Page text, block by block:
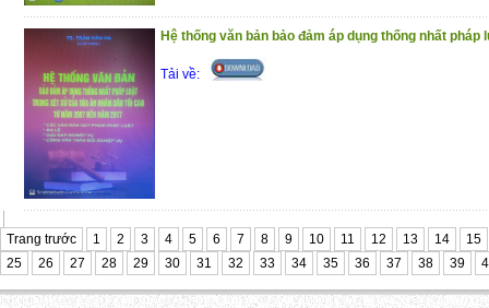
Hệ thống văn bản bảo đảm áp dụng thống nhất pháp
Tải về:
Trang trước 1 2 3 4 5 6 7 8 9 10 11 12 13 14
15
25
26 27 28 29 30 31 32 33 34 35 36 37 38 39